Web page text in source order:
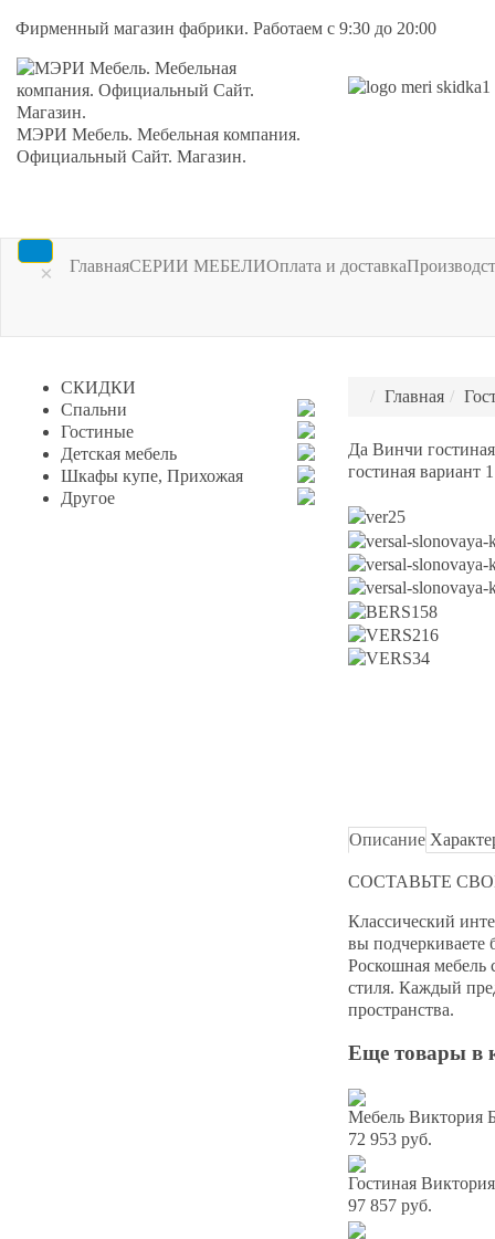
Фирменный магазин фабрики. Работаем с 9:30 до 20:00
МЭРИ Мебель. Мебельная компания.
Официальный Сайт. Магазин.
× ГлавнаяСЕРИИ МЕБЕЛИОплата и доставка
Главная
Да Винчи
гостиная вариант
Описание
СОСТАВЬТЕ
Классический
вы подчеркиваете
Роскошная мебель
стиля. Каждый
пространства.
Еще товары в
Мебель Виктория
72 953 руб.
Гостиная
97 857 руб.
СКИДКИ
Спальни
Гостиные
Детская мебель
Шкафы купе, Прихожая
Другое